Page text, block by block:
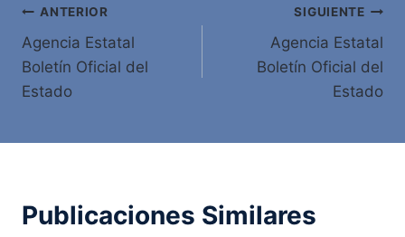
Navegación
de
entradas
ANTERIOR
Agencia Estatal
Boletín Oficial del
Estado
SIGUIENTE
Agencia Estatal
Boletín Oficial del
Estado
Publicaciones Similares